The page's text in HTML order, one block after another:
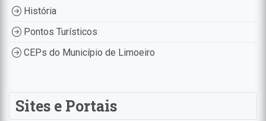
História
Pontos Turísticos
CEPs do Município de Limoeiro
Sites e Portais